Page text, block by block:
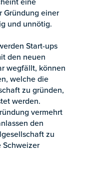
Gründung einer
und unnötig.
Start-ups
den neuen
wegfällt, können
welche die
zu gründen,
werden.
vermehrt
den
zu
Schweizer